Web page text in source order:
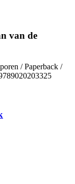
van de
/ Paperback /